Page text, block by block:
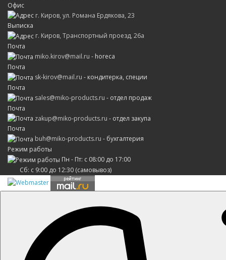
Офис
г. Киров, ул. Романа Ердякова, 23
Выписка
г. Киров, Транспортный проезд, 26а
Почта
miko.kirov@mail.ru - horeca
Почта
sk-kirov@mail.ru - кондитерка, специи
Почта
sales@miko-products.ru - отдел продаж
Почта
zakup@miko-products.ru - отдел закупа
Почта
buh@miko-products.ru - бухгалтерия
Режим работы
Пн - Пт: с 08:00 до 17:00
Сб: с 9:00 до 12:30 (самовывоз)